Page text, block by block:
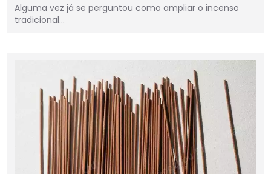
Alguma vez já se perguntou como ampliar o incenso
tradicional…